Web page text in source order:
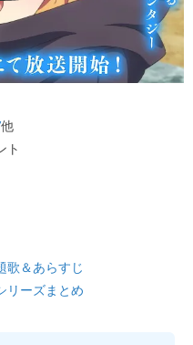
他
ト
歌＆あらすじ
リーズまとめ